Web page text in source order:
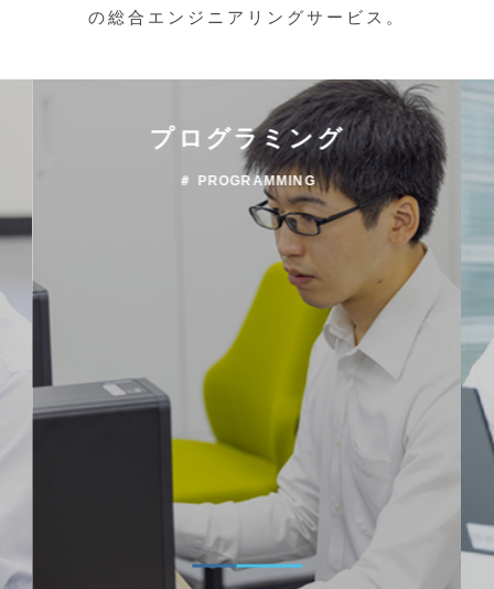
の総合エンジニアリングサービス。
プログラミング
＃ PROGRAMMING